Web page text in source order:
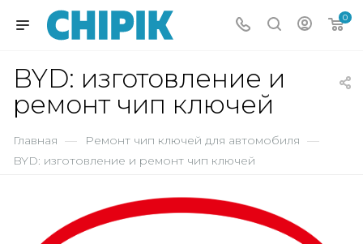
0
BYD: изготовление и
ремонт чип ключей
Главная — Ремонт чип ключей для автомобиля —
BYD: изготовление и ремонт чип ключей